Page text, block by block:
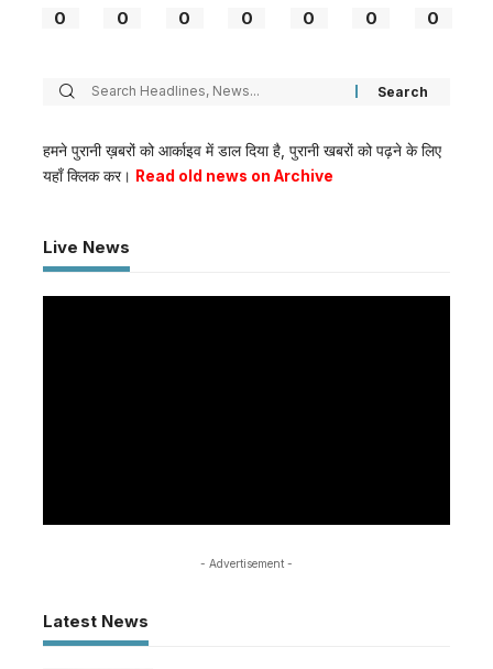
0 0 0 0 0 0 0
हमने पुरानी ख़बरों को आर्काइव में डाल दिया है, पुरानी खबरों को पढ़ने के लिए
यहाँ क्लिक कर। Read old news on Archive
Live News
- Advertisement -
Latest News